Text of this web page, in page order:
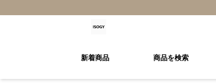
新着商品 商品を検索